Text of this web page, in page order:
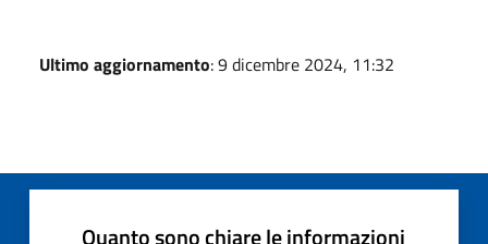
Ultimo aggiornamento: 9 dicembre 2024, 11:32
Quanto sono chiare le informazioni